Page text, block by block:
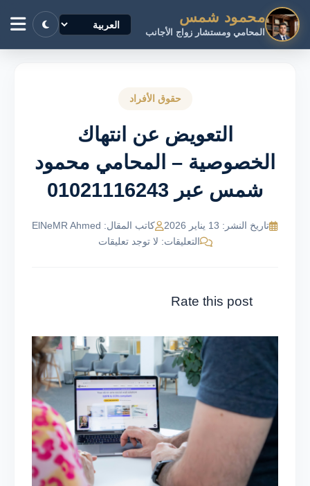
محمود شمس
المحامي ومستشار زواج الأجانب
حقوق الأفراد
التعويض عن انتهاك
الخصوصية – المحامي محمود
شمس عبر 01021116243
تاريخ النشر: 13 يناير 2026
كاتب المقال: ElNeMR Ahmed
التعليقات: لا توجد تعليقات
Rate this post